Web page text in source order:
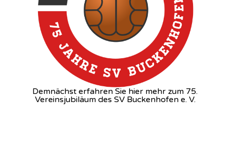
Demnächst erfahren Sie hier mehr zum 75.
Vereinsjubiläum des SV Buckenhofen e. V.